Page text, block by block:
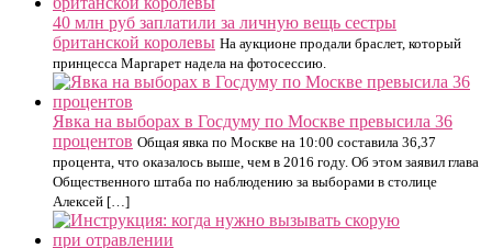
40 млн руб заплатили за личную вещь сестры
британской королевы На аукционе продали браслет, который
принцесса Маргарет надела на фотосессию.
Явка на выборах в Госдуму по Москве превысила 36
процентов Общая явка по Москве на 10:00 составила 36,37
процента, что оказалось выше, чем в 2016 году. Об этом заявил глава
Общественного штаба по наблюдению за выборами в столице
Алексей […]